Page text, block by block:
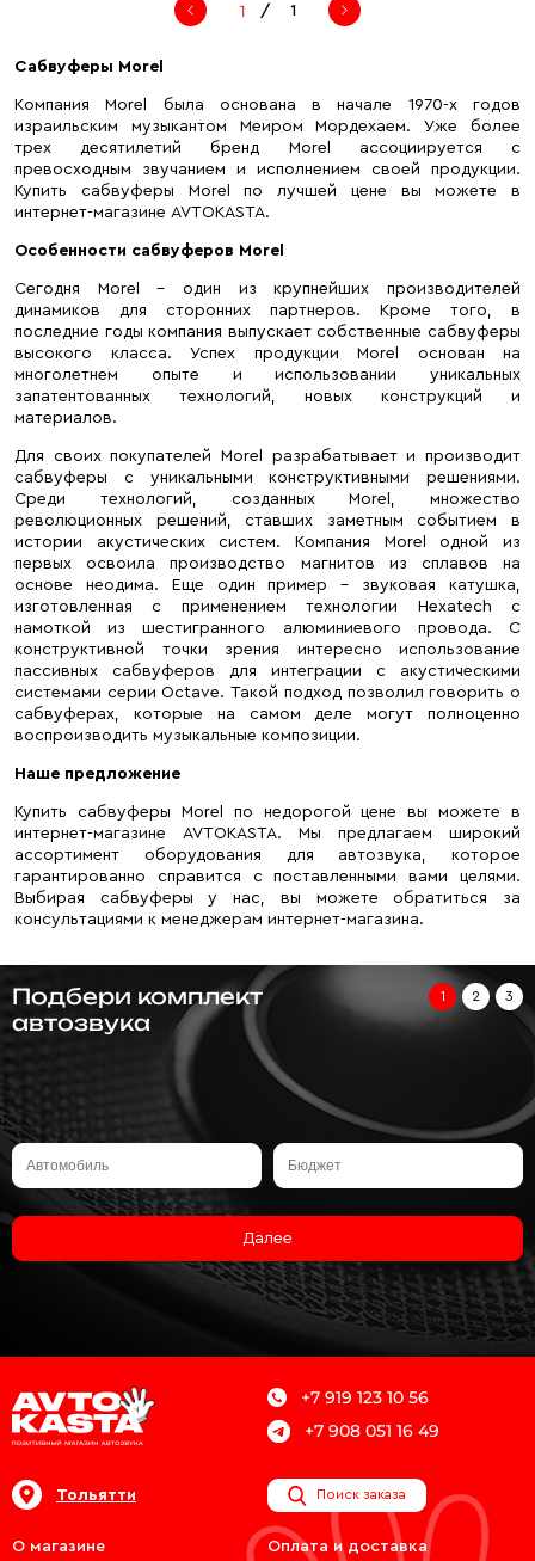
/ 1
Сабвуферы Morel
Компания Morel была основана в начале 1970-х годов
израильским музыкантом Меиром Мордехаем. Уже более
трех десятилетий бренд Morel ассоциируется с
превосходным звучанием и исполнением своей продукции.
Купить сабвуферы Morel по лучшей цене вы можете в
интернет-магазине AVTOKASTA.
Особенности сабвуферов Morel
Сегодня Morel – один из крупнейших производителей
динамиков для сторонних партнеров. Кроме того, в
последние годы компания выпускает собственные сабвуферы
высокого класса. Успех продукции Morel основан на
многолетнем опыте и использовании уникальных
запатентованных технологий, новых конструкций и
материалов.
Для своих покупателей Morel разрабатывает и производит
сабвуферы с уникальными конструктивными решениями.
Среди технологий, созданных Morel, множество
революционных решений, ставших заметным событием в
истории акустических систем. Компания Morel одной из
первых освоила производство магнитов из сплавов на
основе неодима. Еще один пример – звуковая катушка,
изготовленная с применением технологии Hexatech с
намоткой из шестигранного алюминиевого провода. С
конструктивной точки зрения интересно использование
пассивных сабвуферов для интеграции с акустическими
системами серии Octave. Такой подход позволил говорить о
сабвуферах, которые на самом деле могут полноценно
воспроизводить музыкальные композиции.
Наше предложение
Купить сабвуферы Morel по недорогой цене вы можете в
интернет-магазине AVTOKASTA. Мы предлагаем широкий
ассортимент оборудования для автозвука, которое
гарантированно справится с поставленными вами целями.
Выбирая сабвуферы у нас, вы можете обратиться за
консультациями к менеджерам интернет-магазина.
Подбери комплект
автозвука
1 2 3
Далее
+7 919 123 10 56
+7 908 051 16 49
Тольятти Поиск заказа
О магазине Оплата и доставка